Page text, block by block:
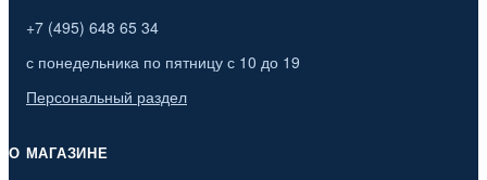
+7 (495) 648 65 34
с понедельника по пятницу с 10 до 19
Персональный раздел
О МАГАЗИНЕ